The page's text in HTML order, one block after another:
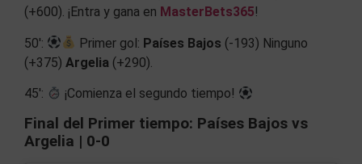
(+600). ¡Entra y gana en MasterBets365!
50′: Primer gol: Países Bajos (-193) Ninguno
(+375) Argelia (+290).
45′: ¡Comienza el segundo tiempo!
Final del Primer tiempo: Países Bajos vs
Argelia | 0-0